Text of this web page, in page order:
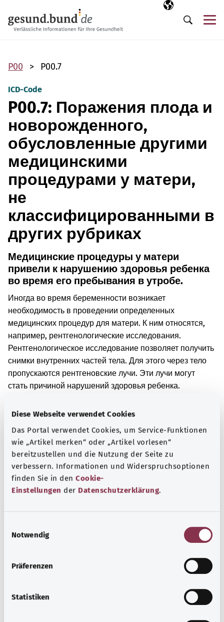
Diese Webseite verwendet Cookies
Das Portal verwendet Cookies, um Service-Funktionen
wie „Artikel merken“ oder „Artikel vorlesen“
bereitzustellen und die Nutzung der Seite zu
verbessern. Informationen und Widerspruchsoptionen
finden Sie in den Cookie-
Einstellungen der Datenschutzerklärung.
Notwendig
Präferenzen
Statistiken
Выбранный
RU
Поиск
P00 P00.7
ICD-Code
P00.7: Поражения плода и
новорожденного,
обусловленные другими
медицинскими
процедурами у матери,
не
классифицированными в
других рубриках
Медицинские процедуры у матери
привели к нарушению здоровья ребенка
во время его пребывания в утробе.
Иногда во время беременности возникает
необходимость в проведении определенных
медицинских процедур для матери. К ним относятся,
например, рентгенологические исследования.
Рентгенологическое исследование позволяет получить
снимки внутренних частей тела. Для этого через тело
пропускаются рентгеновские лучи. Эти лучи могут
стать причиной нарушений здоровья ребенка.
матери не так, как обычно. Также у ребенка могут
развиваться медленнее, чем другие дети того же
возраста.
Дополнительные обозначения
Указание
Предоставлено некоммерческой организацией Was
Gesundheit (BMG, Федеральное министерство